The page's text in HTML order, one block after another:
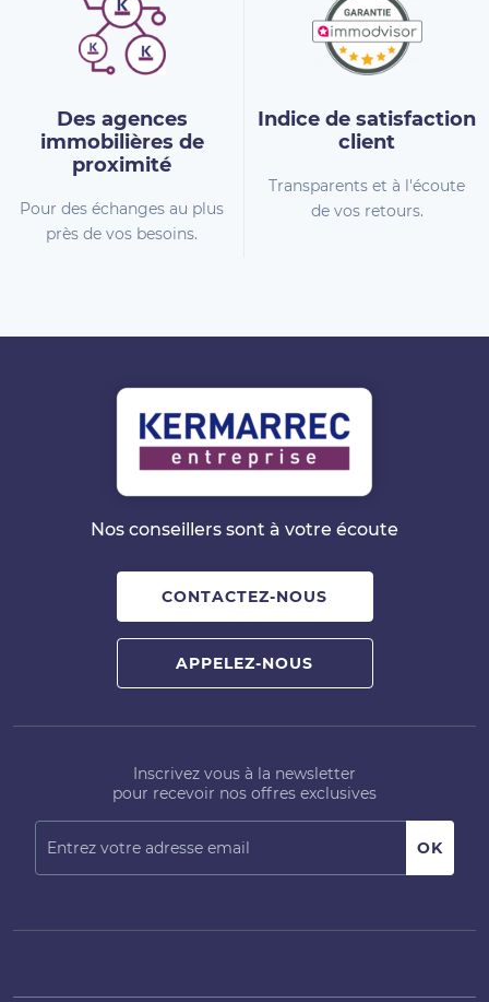
Des agences
immobilières de
proximité
Pour des échanges au plus
près de vos besoins.
Indice de satisfaction
client
Transparents et à l'écoute
de vos retours.
Nos conseillers sont à votre écoute
CONTACTEZ-NOUS
APPELEZ-NOUS
Inscrivez vous à la newsletter
pour recevoir nos offres exclusives